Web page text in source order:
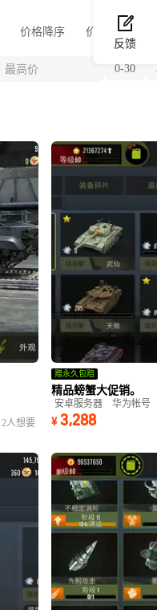
反馈
价格降序 价格升序
0-30
2人想要
赠永久包赔
精品螃蟹大促销。
安卓服务器 华为帐号
¥ 3,288